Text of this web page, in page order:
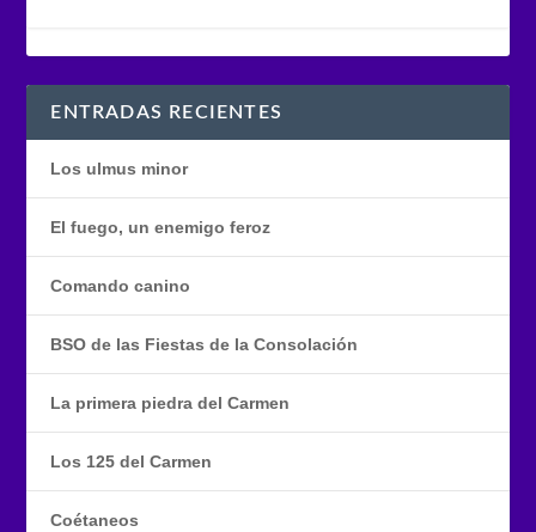
ENTRADAS RECIENTES
Los ulmus minor
El fuego, un enemigo feroz
Comando canino
BSO de las Fiestas de la Consolación
La primera piedra del Carmen
Los 125 del Carmen
Coétaneos